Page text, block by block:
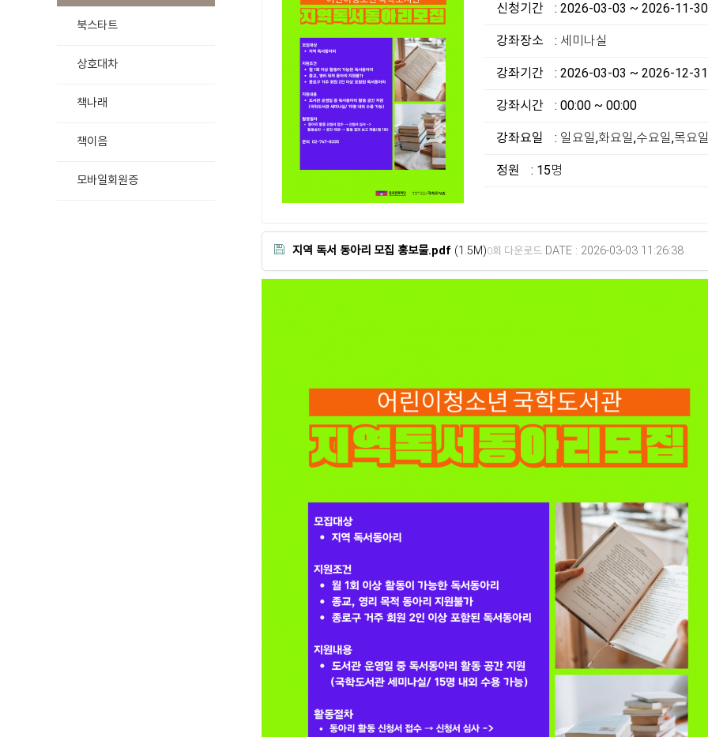
북스타트
상호대차
책나래
책이음
모바일회원증
신청기간 : 2026-03-03 ~ 2026-11-30
강좌장소 : 세미나실
강좌기간 : 2026-03-03 ~ 2026-12-31
강좌시간 : 00:00 ~ 00:00
강좌요일 : 일요일,화요일,수요일,목요
정원 : 15명
지역 독서 동아리 모집 홍보물.pdf (1.5M)0회 다운로드 DATE : 2026-03-03 11:26:38